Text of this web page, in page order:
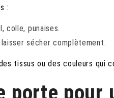
:
colle, punaises.
sécher complètement.
tissus ou des couleurs qui
porte pour